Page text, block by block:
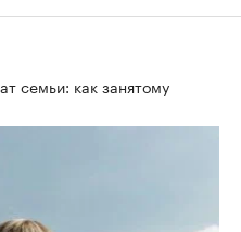
семьи: как занятому